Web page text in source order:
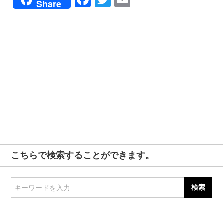
Share
こちらで検索することができます。
キーワードを入力